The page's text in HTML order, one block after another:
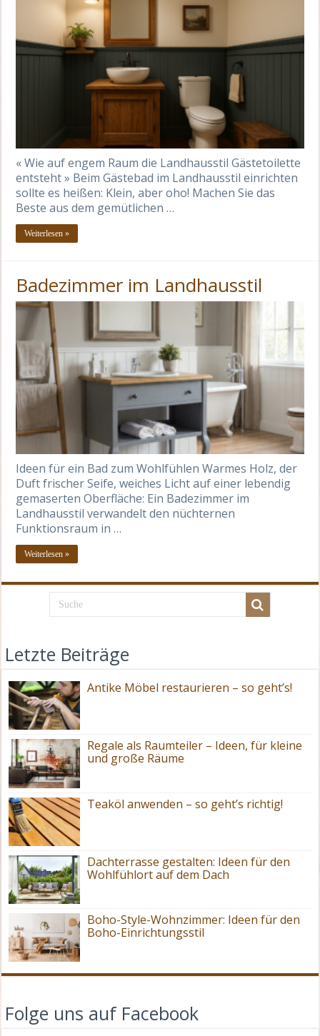
« Wie auf engem Raum die Landhausstil Gästetoilette
entsteht » Beim Gästebad im Landhausstil einrichten
sollte es heißen: Klein, aber oho! Machen Sie das
Beste aus dem gemütlichen …
Weiterlesen »
Badezimmer im Landhausstil
Ideen für ein Bad zum Wohlfühlen Warmes Holz, der
Duft frischer Seife, weiches Licht auf einer lebendig
gemaserten Oberfläche: Ein Badezimmer im
Landhausstil verwandelt den nüchternen
Funktionsraum in …
Weiterlesen »
Letzte Beiträge
Antike Möbel restaurieren – so geht’s!
Regale als Raumteiler – Ideen, für kleine
und große Räume
Teaköl anwenden – so geht’s richtig!
Dachterrasse gestalten: Ideen für den
Wohlfühlort auf dem Dach
Boho-Style-Wohnzimmer: Ideen für den
Boho-Einrichtungsstil
Folge uns auf Facebook